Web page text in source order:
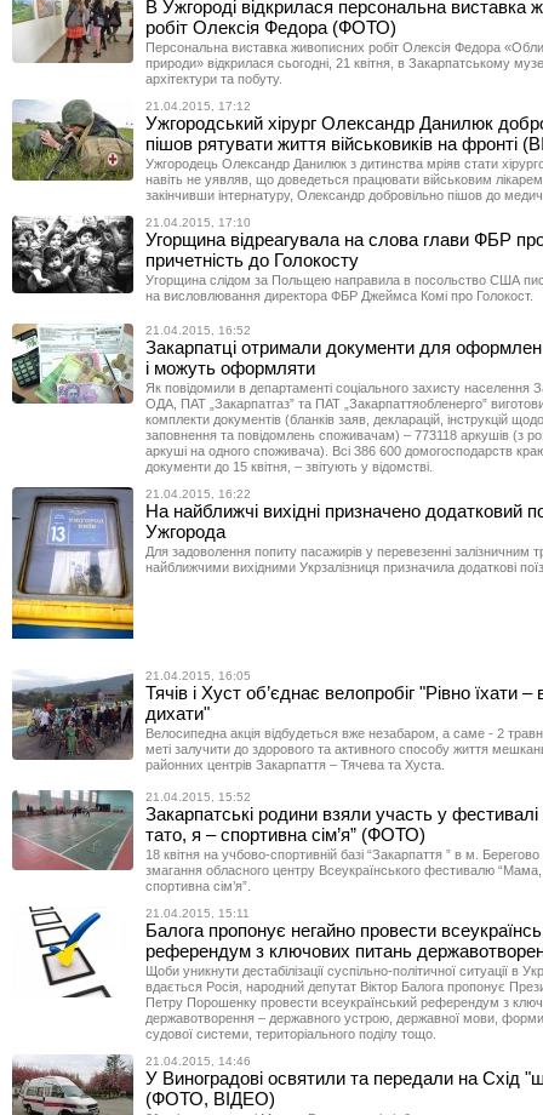
В Ужгороді відкрилася персональна виставка
робіт Олексія Федора (ФОТО)
Персональна виставка живописних робіт Олексія Федора
природи» відкрилася сьогодні, 21 квітня, в Закарпатському
архітектури та побуту.
21.04.2015, 17:12
Ужгородський хірург Олександр Данилюк
пішов рятувати життя військовиків на фронті
Ужгородець Олександр Данилюк з дитинства мріяв стати
навіть не уявляв, що доведеться працювати військовим
закінчивши інтернатуру, Олександр добровільно пішов до
21.04.2015, 17:10
Угорщина відреагувала на слова глави ФБР про
причетність до Голокосту
Угорщина слідом за Польщею направила в посольство США
на висловлювання директора ФБР Джеймса Комі про Голокост.
21.04.2015, 16:52
Закарпатці отримали документи для
і можуть оформляти
Як повідомили в департаменті соціального захисту населення
ОДА, ПАТ „Закарпатгаз” та ПАТ „Закарпаттяобленерго”
комплекти документів (бланків заяв, декларацій, інструкцій
заповнення та повідомлень споживачам) – 773118 аркушів (з
аркуші на одного споживача). Всі 386 600 домогосподарств
документи до 15 квітня, – звітують у відомстві.
21.04.2015, 16:22
На найближчі вихідні призначено додатковий
Ужгорода
Для задоволення попиту пасажирів у перевезенні залізничним
найближчими вихідними Укрзалізниця призначила додаткові
21.04.2015, 16:05
Тячів і Хуст об’єднає велопробіг "Рівно їхати –
дихати"
Велосипедна акція відбудеться вже незабаром, а саме - 2
меті залучити до здорового та активного способу життя
районних центрів Закарпаття – Тячева та Хуста.
21.04.2015, 15:52
Закарпатські родини взяли участь у
тато, я – спортивна сім’я” (ФОТО)
18 квітня на учбово-спортивній базі “Закарпаття ” в м.
змагання обласного центру Всеукраїнського фестивалю
спортивна сім’я”.
21.04.2015, 15:11
Балога пропонує негайно провести
референдум з ключових питань
Щоби уникнути дестабілізації суспільно-політичної ситуації в
вдається Росія, народний депутат Віктор Балога пропонує
Петру Порошенку провести всеукраїнський референдум з
державотворення – державного устрою, державної мови, форми
судової системи, територіального поділу тощо.
21.04.2015, 14:46
У Виноградові освятили та передали на Схід
(ФОТО, ВІДЕО)